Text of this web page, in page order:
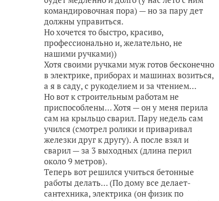
командировочная пора) — но за пару дет
должны управиться.
Но хочется то быстро, красиво,
профессионально и, желательно, не
нашими ручками))
Хотя своими ручками муж готов бесконечно
в электрике, приборах и машинах возиться,
а я в саду, с рукоделием и за чтением…
Но вот к строительным работам не
приспособлены… Хотя — он у меня перила
сам на крыльцо сварил. Пару недель сам
учился (смотрел ролики и приваривал
железки друг к другу). А после взял и
сварил — за 3 выходных (длина перил
около 9 метров).
Теперь вот решился учиться бетонные
работы делать… (По дому все делает-
сантехника, электрика (он физик по